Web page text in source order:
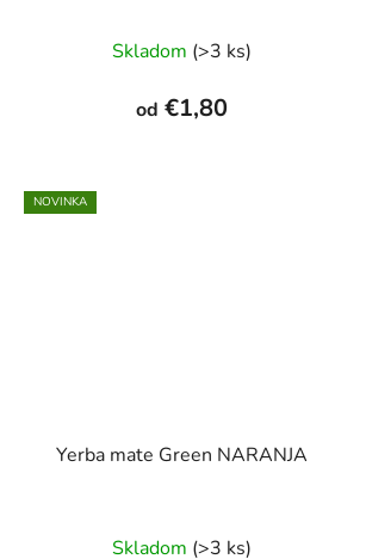
hodnotenie
produktu
je
Skladom (>3 ks)
od €1,80
NOVINKA
Yerba mate Green NARANJA
Skladom (>3 ks)